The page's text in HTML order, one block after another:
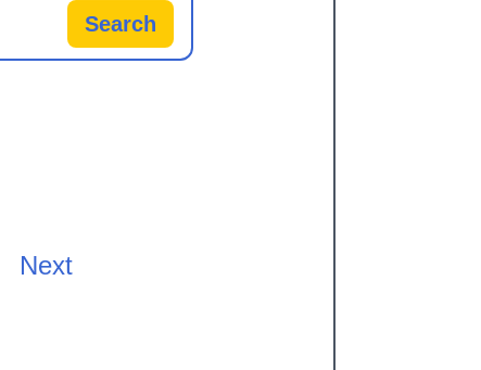
Search
Next